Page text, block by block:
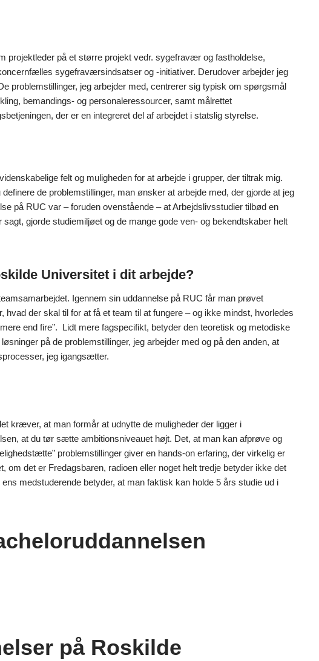
projektleder på et større projekt vedr. sygefravær og fastholdelse,
sygefraværsindsatser og -initiativer. Derudover arbejder jeg
problemstillinger, jeg arbejder med, centrerer sig typisk om spørgsmål
bemandings- og personaleressourcer, samt målrettet
der er en integreret del af arbejdet i statslig styrelse.
felt og muligheden for at arbejde i grupper, der tiltrak mig.
de problemstillinger, man ønsker at arbejde med, der gjorde at jeg
på RUC var – foruden ovenstående – at Arbejdslivsstudier tilbød en
gjorde studiemiljøet og de mange gode ven- og bekendtskaber helt
Universitet i dit arbejde?
Igennem sin uddannelse på RUC får man prøvet
der skal til for at få et team til at fungere – og ikke mindst, hvorledes
end fire”. Lidt mere fagspecifikt, betyder den teoretisk og metodiske
på de problemstillinger, jeg arbejder med og på den anden, at
jeg igangsætter.
kræver, at man formår at udnytte de muligheder der ligger i
at du tør sætte ambitionsniveauet højt. Det, at man kan afprøve og
problemstillinger giver en hands-on erfaring, der virkelig er
det er Fredagsbaren, radioen eller noget helt tredje betyder ikke det
medstuderende betyder, at man faktisk kan holde 5 års studie ud i
på Roskilde